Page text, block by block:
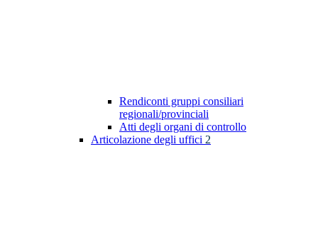
Rendiconti gruppi consiliari
regionali/provinciali
Atti degli organi di controllo
Articolazione degli uffici 2